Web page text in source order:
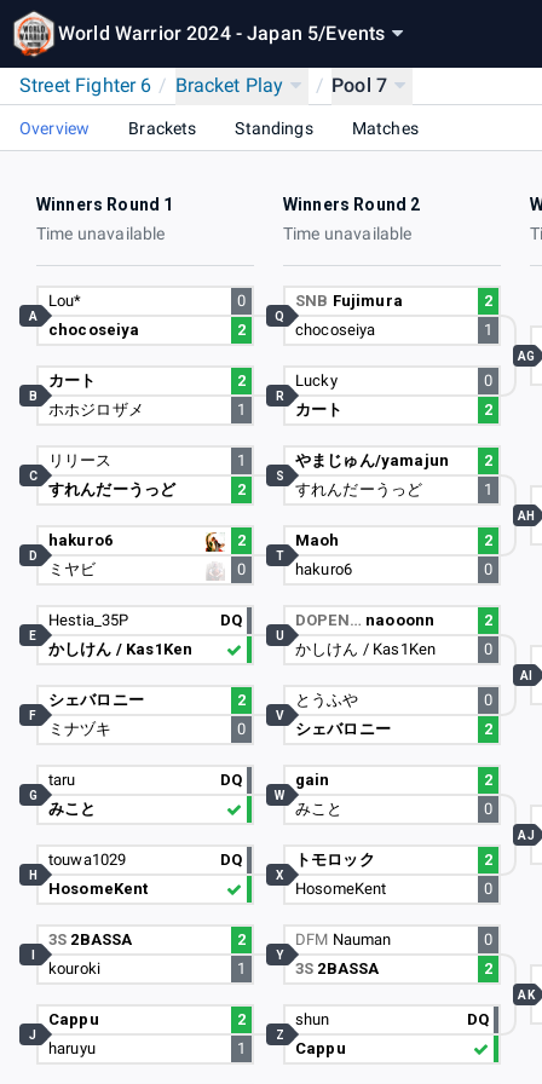
World Warrior 2024 - Japan 5/Events
Street Fighter 6 / Bracket Play / Pool 7
Overview Brackets Standings Matches
Winners Round 1
Time unavailable
Winners Round 2
Time unavailable
Lou*
0
chocoseiya
2
A
カート
2
ホホジロザメ
1
B
リリース
1
すれんだーうっど
2
C
hakuro6
2
ミヤビ
0
D
Hestia_35P
DQ
かしけん / Kas1Ken
E
シェバロニー
2
ミナヅキ
0
F
taru
DQ
みこと
G
touwa1029
DQ
HosomeKent
H
3S 2BASSA
2
kouroki
1
Cappu
2
haruyu
1
J
SNB Fujimura
2
chocoseiya
1
Q
Lucky
0
カート
2
R
やまじゅん/yamajun
2
すれんだーうっど
1
S
Maoh
2
hakuro6
0
T
DOPEN… naooonn
2
かしけん / Kas1Ken
0
U
とうふや
0
シェバロニー
2
V
gain
2
みこと
0
W
トモロック
2
HosomeKent
0
X
DFM Nauman
0
3S 2BASSA 2
Y
shun
DQ
Cappu
Z
AG
AH
AI
AJ
AK